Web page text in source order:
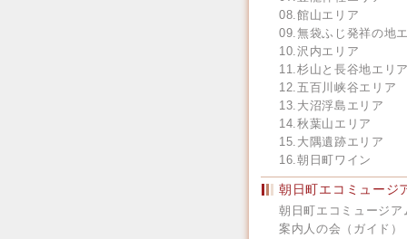
08.館山エリア
09.無袋ふじ発祥の地
10.沢内エリア
11.杉山と長谷地エリア
12.五百川峡谷エリア
13.大沼浮島エリア
14.秋葉山エリア
15.大隅遺跡エリア
16.朝日町ワイン
朝日町エコミュージ
朝日町エコミュージア
案内人の会（ガイド）